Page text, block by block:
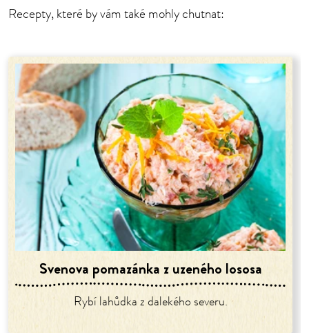
Recepty, které by vám také mohly chutnat:
Svenova pomazánka z uzeného lososa
Rybí lahůdka z dalekého severu.